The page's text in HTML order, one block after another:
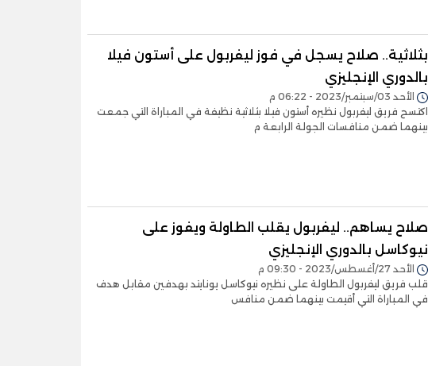
بثلاثية.. صلاح يسجل في فوز ليفربول على أستون فيلا
بالدوري الإنجليزي
الأحد 03/سبتمبر/2023 - 06:22 م
اكتسح فريق ليفربول نظيره أستون فيلا بثلاثية نظيفة في المباراة التي جمعت
بينهما ضمن منافسات الجولة الرابعة م
صلاح يساهم.. ليفربول يقلب الطاولة ويفوز على
نيوكاسل بالدوري الإنجليزي
الأحد 27/أغسطس/2023 - 09:30 م
قلب فريق ليفربول الطاولة على نظيره نيوكاسل يونايتد بهدفين مقابل هدف
في المباراة التي أقيمت بينهما ضمن منافس